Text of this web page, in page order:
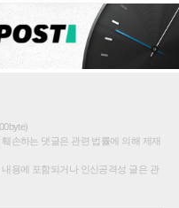
손하는 댓글은 관련 법률에 의해 제재
용에 포함되거나 인신공격성 글은 관